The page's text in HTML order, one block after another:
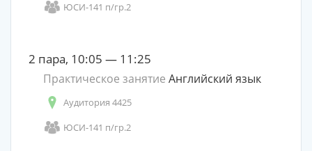
ЮСИ-141 п/гр.2
2 пара, 10:05 — 11:25
Практическое занятие Английский язык
Аудитория 4425
ЮСИ-141 п/гр.2